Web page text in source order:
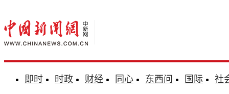
即时 时政 财经 同心 东西问 国际
社